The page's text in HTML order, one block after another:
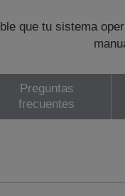
que tu sistema
Preguntas
frecuentes